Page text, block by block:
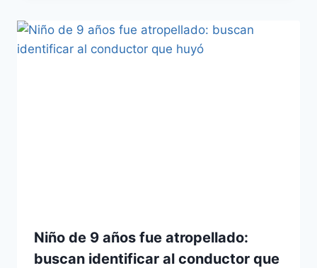
Niño de 9 años fue atropellado:
buscan identificar al conductor que